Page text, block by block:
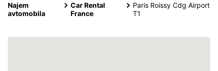
Najem
avtomobila
Car Rental
France
Paris Roissy Cdg Airport
T1